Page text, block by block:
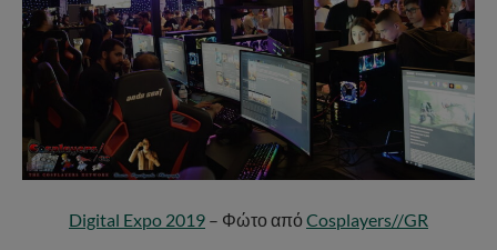
Digital Expo 2019 – Φώτο από Cosplayers//GR